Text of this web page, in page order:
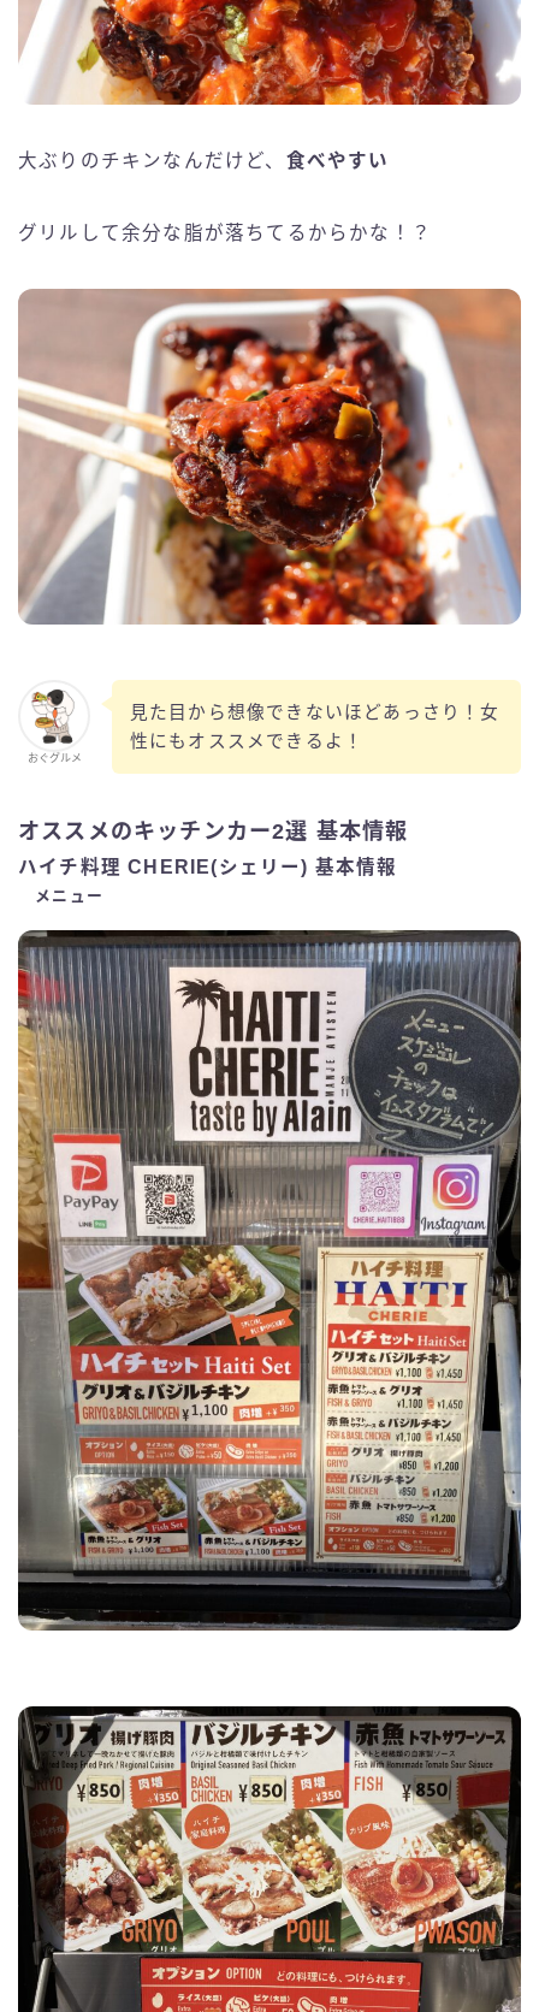
大ぶりのチキンなんだけど、 食べやすい
グリルして余分な脂が落ちてるからかな！？
おぐグルメ
見た目から想像できないほどあっさり！女
性にもオススメできるよ！
オススメのキッチンカー2選 基本情報
ハイチ料理 CHERIE(シェリー) 基本情報
メニュー